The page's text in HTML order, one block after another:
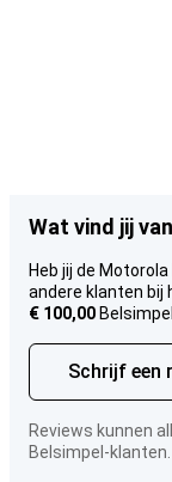
Wat vind jij
Heb jij de
andere klanten bij
€ 100,00
Schrijf een
Reviews kunnen
Belsimpel-klanten.